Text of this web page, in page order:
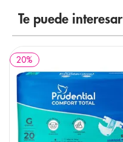
Te puede interesar
20%
prueba embarazo